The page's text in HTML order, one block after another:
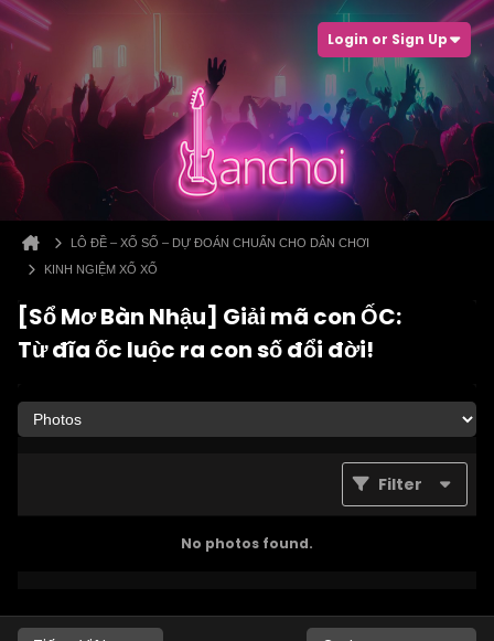
Login or Sign Up
LÔ ĐỀ – XỔ SỐ – DỰ ĐOÁN CHUẨN CHO DÂN CHƠI
KINH NGIỆM XỔ XỐ
[Sổ Mơ Bàn Nhậu] Giải mã con ỐC:
Từ đĩa ốc luộc ra con số đổi đời!
Filter
No photos found.